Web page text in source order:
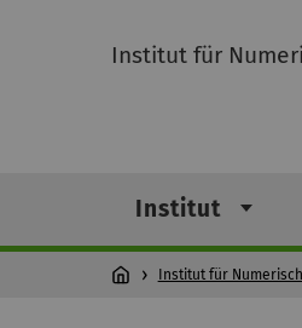
Institut für
Institut
Institut für